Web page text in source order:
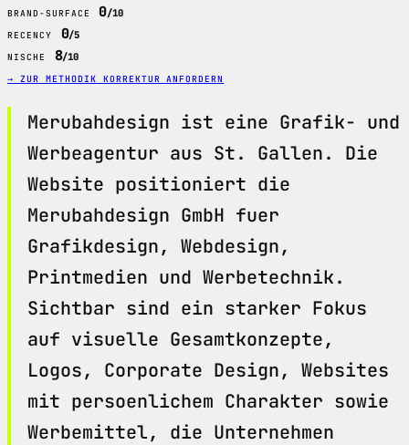
BRAND-SURFACE 0/10
RECENCY 0/5
NISCHE 8/10
→ ZUR METHODIK KORREKTUR ANFORDERN
Merubahdesign ist eine Grafik- und
Werbeagentur aus St. Gallen. Die
Website positioniert die
Merubahdesign GmbH fuer
Grafikdesign, Webdesign,
Printmedien und Werbetechnik.
Sichtbar sind ein starker Fokus
auf visuelle Gesamtkonzepte,
Logos, Corporate Design, Websites
mit persoenlichem Charakter sowie
Werbemittel, die Unternehmen